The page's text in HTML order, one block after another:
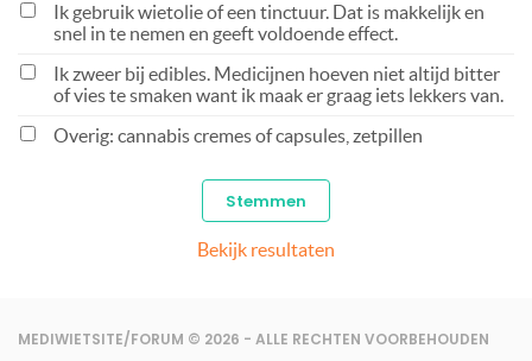
Ik gebruik wietolie of een tinctuur. Dat is makkelijk en
snel in te nemen en geeft voldoende effect.
Ik zweer bij edibles. Medicijnen hoeven niet altijd bitter
of vies te smaken want ik maak er graag iets lekkers van.
Overig: cannabis cremes of capsules, zetpillen
Bekijk resultaten
MEDIWIETSITE/FORUM © 2026 - ALLE RECHTEN VOORBEHOUDEN